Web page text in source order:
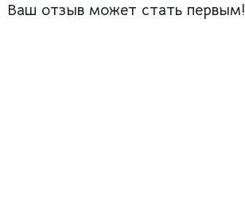
Ваш отзыв может стать первым!